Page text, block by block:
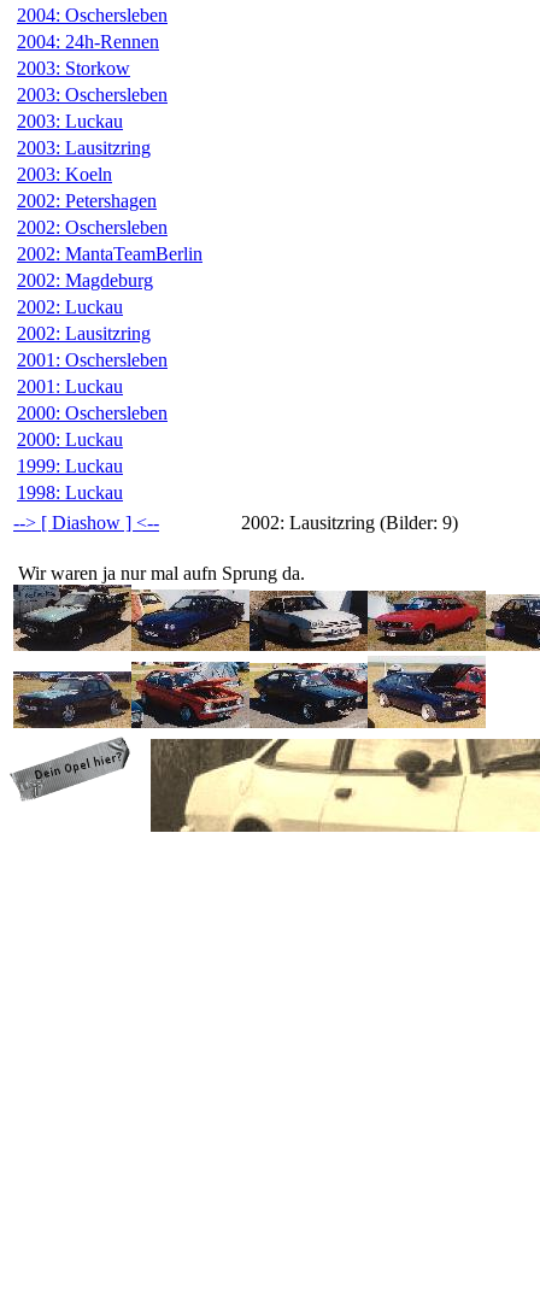
2004: Oschersleben
2004: 24h-Rennen
2003: Storkow
2003: Oschersleben
2003: Luckau
2003: Lausitzring
2003: Koeln
2002: Petershagen
2002: Oschersleben
2002: MantaTeamBerlin
2002: Magdeburg
2002: Luckau
2002: Lausitzring
2001: Oschersleben
2001: Luckau
2000: Oschersleben
2000: Luckau
1999: Luckau
1998: Luckau
2002: Lausitzring (Bilder: 9)
--> [ Diashow ] <--
Wir waren ja nur mal aufn Sprung da.